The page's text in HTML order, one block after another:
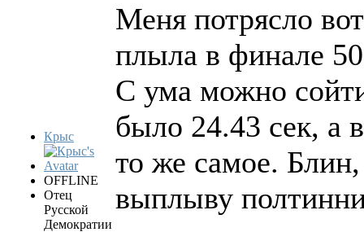
Крыс
OFFLINE
Отец
Русской
Демократии
Меня потрясло
плыла в финале
С ума можно
было 24.43 сек, а
то же самое.
выплыву